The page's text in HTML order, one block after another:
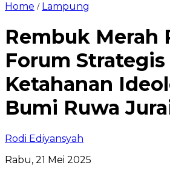
Home / Lampung
Rembuk Merah
Forum
Ketahanan
Bumi Ruwa
Rodi Ediyansyah
Rabu, 21 Mei 2025